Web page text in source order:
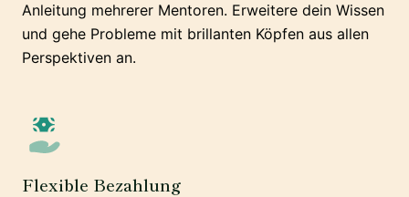
Anleitung mehrerer Mentoren. Erweitere dein Wissen
und gehe Probleme mit brillanten Köpfen aus allen
Perspektiven an.
Flexible Bezahlung